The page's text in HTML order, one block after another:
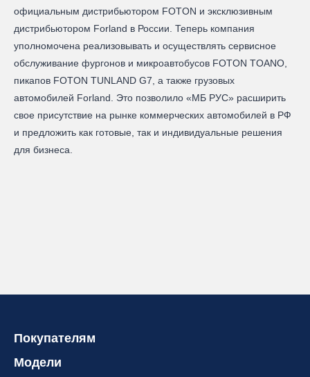
официальным дистрибьютором FOTON и эксклюзивным
дистрибьютором Forland в России. Теперь компания
уполномочена реализовывать и осуществлять сервисное
обслуживание фургонов и микроавтобусов FOTON TOANO,
пикапов FOTON TUNLAND G7, а также грузовых
автомобилей Forland. Это позволило «МБ РУС» расширить
свое присутствие на рынке коммерческих автомобилей в РФ
и предложить как готовые, так и индивидуальные решения
для бизнеса.
Покупателям
Модели